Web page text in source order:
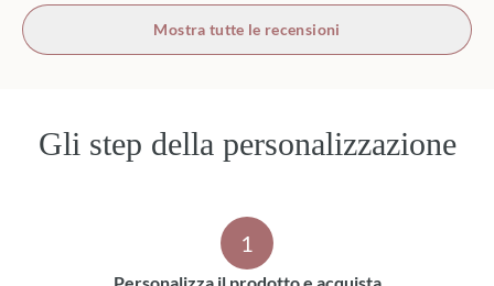
Mostra tutte le recensioni
Gli step della personalizzazione
1